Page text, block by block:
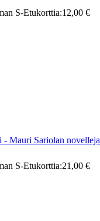
S-Etukorttia:12,00 €
- Mauri Sariolan novelleja
S-Etukorttia:21,00 €